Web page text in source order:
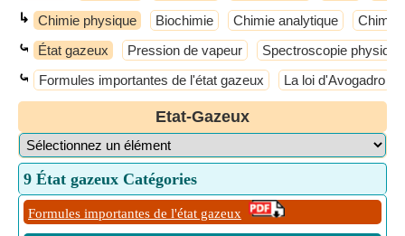
↳ Chimie physique Biochimie Chimie analytique Chimie
⤿ État gazeux Pression de vapeur Spectroscopie physique
⤿ Formules importantes de l'état gazeux La loi d'Avogadro
Etat-Gazeux
9 État gazeux Catégories
Formules importantes de l'état gazeux